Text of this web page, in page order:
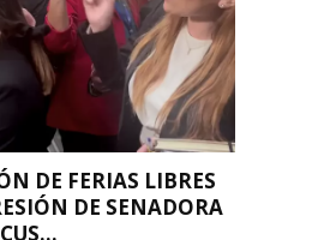
DE FERIAS LIBRES
DE SENADORA